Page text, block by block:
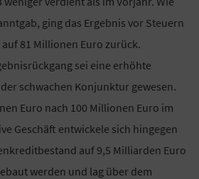
ging das Ergebnis vor Steuern
81 Millionen Euro zurück.
sei eine erhöhte
schwachen Konjunktur gewesen.
Euro nach 100 Millionen Euro im
Geschäft entwickele sich hingegen
auf 9,5 Milliarden Euro
werden und lag über dem